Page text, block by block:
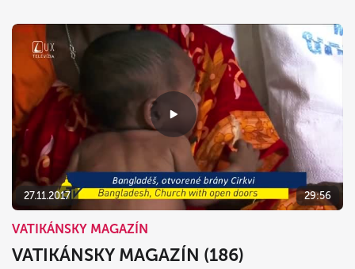
27.11.2017 29:56
VATIKÁNSKY MAGAZÍN
VATIKÁNSKY MAGAZÍN (186)